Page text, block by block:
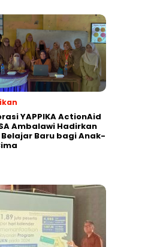
YAPPIKA ActionAid
Ambalawi Hadirkan
Belajar Baru bagi Anak-